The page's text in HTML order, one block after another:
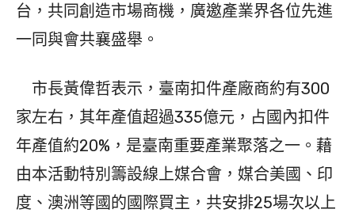
台，共同創造市場商機，廣邀產業界各位先進
一同與會共襄盛舉。
市長黃偉哲表示，臺南扣件產廠商約有300
家左右，其年產值超過335億元，占國內扣件
年產值約20%，是臺南重要產業聚落之一。藉
由本活動特別籌設線上媒合會，媒合美國、印
度、澳洲等國的國際買主，共安排25場次以上